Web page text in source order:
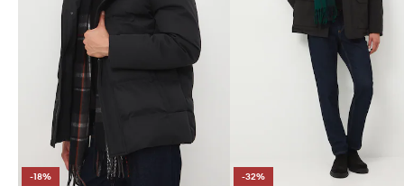
-18% -32%